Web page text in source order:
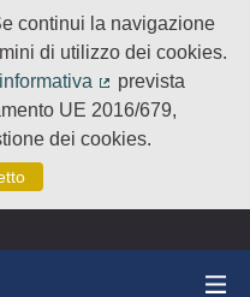
continui la navigazione
di utilizzo dei cookies.
informativa
(Collegamento
prevista
UE 2016/679,
dei cookies.